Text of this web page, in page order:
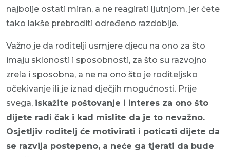
najbolje ostati miran, a ne reagirati ljutnjom, jer ćete
tako lakše prebroditi određeno razdoblje.
Važno je da roditelji usmjere djecu na ono za što
imaju sklonosti i sposobnosti, za što su razvojno
zrela i sposobna, a ne na ono što je roditeljsko
očekivanje ili je iznad dječjih mogućnosti. Prije
svega, iskažite poštovanje i interes za ono što
dijete radi čak i kad mislite da je to nevažno.
Osjetljiv roditelj će motivirati i poticati dijete da
se razvija postepeno, a neće ga tjerati da bude